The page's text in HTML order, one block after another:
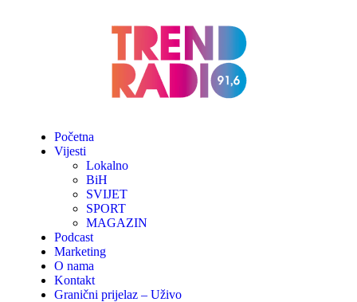
Početna
Vijesti
Lokalno
BiH
SVIJET
SPORT
MAGAZIN
Podcast
Marketing
O nama
Kontakt
Granični prijelaz – Uživo